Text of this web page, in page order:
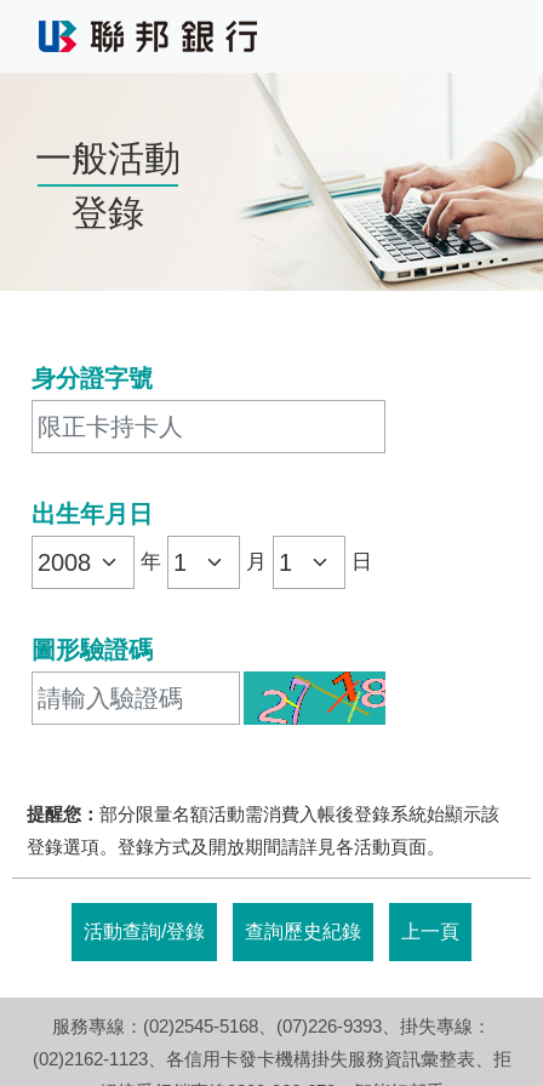
一般活動
登錄
身分證字號
出生年月日
年 月 日
圖形驗證碼
提醒您： 部分限量名額活動需消費入帳後登錄系統始顯示該
登錄選項。登錄方式及開放期間請詳見各活動頁面。
活動查詢/登錄 查詢歷史紀錄 上一頁
服務專線： (02)2545-5168 (07)226-9393 、掛失專線：
(02)2162-1123、 各信用卡發卡機構掛失服務資訊彙整表 、拒